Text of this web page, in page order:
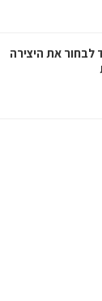
לבחור את היצירה